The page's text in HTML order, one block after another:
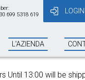
699 5318 619
LOGIN
L'AZIENDA
same day!